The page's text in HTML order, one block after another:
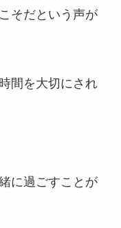
そだという声が
間を大切にされ
に過ごすことが